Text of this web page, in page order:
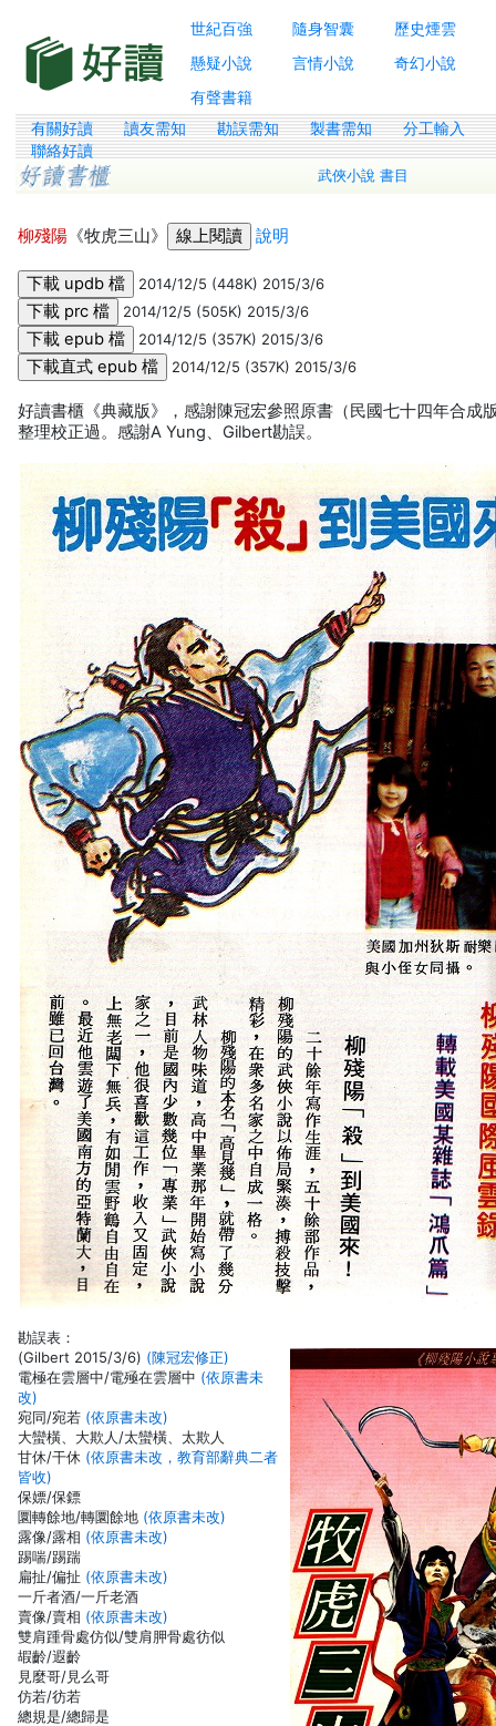
世紀百強 隨身智囊
歷史煙雲
懸疑小說
言情小說
奇幻小說
有聲書籍
有關好讀 讀友需知 勘誤需知 製書需知
分工輸入
聯絡好讀
武俠小說 書目
柳殘陽 《牧虎三山》 說明
2014/12/5 (448K) 2015/3/6
2014/12/5 (505K) 2015/3/6
2014/12/5 (357K) 2015/3/6
2014/12/5 (357K) 2015/3/6
好讀書櫃《典藏版》，感謝陳冠宏參照原書（民國七十四年合成
整理校正過。感謝A Yung、Gilbert勘誤。
勘誤表：
(Gilbert 2015/3/6) (陳冠宏修正)
電極在雲層中/電殛在雲層中 (依原書未
改)
宛同/宛若 (依原書未改)
大蠻橫、大欺人/太蠻橫、太欺人
甘休/干休 (依原書未改，教育部辭典二者
皆收)
保嫖/保鏢
圜轉餘地/轉圜餘地 (依原書未改)
露像/露相 (依原書未改)
踢喘/踢踹
扁扯/偏扯 (依原書未改)
一斤者酒/一斤老酒
賣像/賣相 (依原書未改)
雙肩踵骨處仿似/雙肩胛骨處彷似
嘏齡/遐齡
見麼哥/見么哥
仿若/彷若
總規是/總歸是